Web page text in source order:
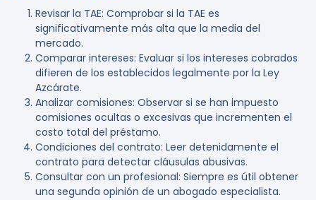
Revisar la TAE: Comprobar si la TAE es
significativamente más alta que la media del
mercado.
Comparar intereses: Evaluar si los intereses cobrados
difieren de los establecidos legalmente por la Ley
Azcárate.
Analizar comisiones: Observar si se han impuesto
comisiones ocultas o excesivas que incrementen el
costo total del préstamo.
Condiciones del contrato: Leer detenidamente el
contrato para detectar cláusulas abusivas.
Consultar con un profesional: Siempre es útil obtener
una segunda opinión de un abogado especialista.